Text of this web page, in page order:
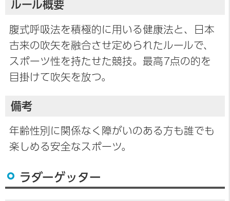
ルール概要
腹式呼吸法を積極的に用いる健康法と、日本
古来の吹矢を融合させ定められたルールで、
スポーツ性を持たせた競技。最高7点の的を
目掛けて吹矢を放つ。
備考
年齢性別に関係なく障がいのある方も誰でも
楽しめる安全なスポーツ。
ラダーゲッター